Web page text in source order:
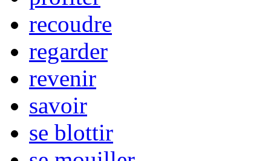
recoudre
regarder
revenir
savoir
se blottir